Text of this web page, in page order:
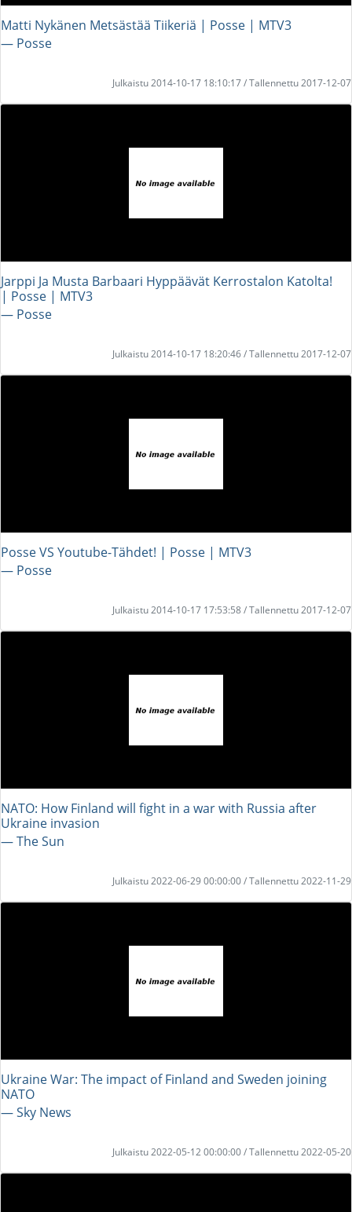
Matti Nykänen Metsästää Tiikeriä | Posse | MTV3
― Posse
Julkaistu 2014-10-17 18:10:17 / Tallennettu 2017-12-07
Jarppi Ja Musta Barbaari Hyppäävät Kerrostalon Katolta!
| Posse | MTV3
― Posse
Julkaistu 2014-10-17 18:20:46 / Tallennettu 2017-12-07
Posse VS Youtube-Tähdet! | Posse | MTV3
― Posse
Julkaistu 2014-10-17 17:53:58 / Tallennettu 2017-12-07
NATO: How Finland will fight in a war with Russia after
Ukraine invasion
― The Sun
Julkaistu 2022-06-29 00:00:00 / Tallennettu 2022-11-29
Ukraine War: The impact of Finland and Sweden joining
NATO
― Sky News
Julkaistu 2022-05-12 00:00:00 / Tallennettu 2022-05-20